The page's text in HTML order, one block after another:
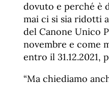
dovuto e perché è
mai ci si sia ridotti
del Canone Unico
novembre e come
entro il 31.12.2021,
“Ma chiediamo